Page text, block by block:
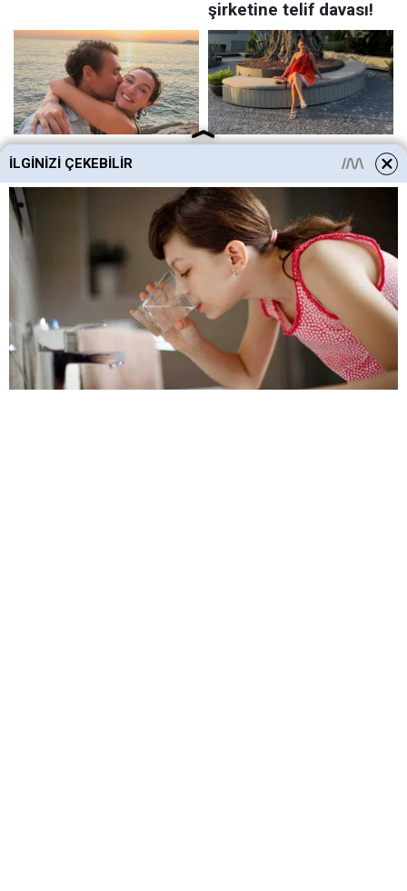
HABEREYORUM KAT
İLGINIZI ÇEKEBILIR